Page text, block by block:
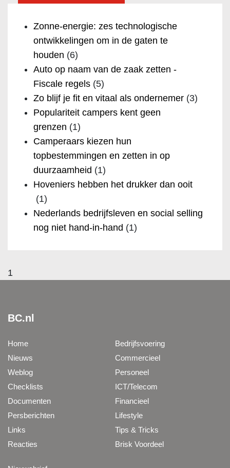
Zonne-energie: zes technologische
ontwikkelingen om in de gaten te
houden (6)
Auto op naam van de zaak zetten -
Fiscale regels (5)
Zo blijf je fit en vitaal als ondernemer (3)
Populariteit campers kent geen
grenzen (1)
Camperaars kiezen hun
topbestemmingen en zetten in op
duurzaamheid (1)
Hoveniers hebben het drukker dan ooit
(1)
Nederlands bedrijfsleven en social selling
nog niet hand-in-hand (1)
1
BC.nl
Home
Nieuws
Weblog
Checklists
Documenten
Persberichten
Links
Reacties
Bedrijfsvoering
Commercieel
Personeel
ICT/Telecom
Financieel
Lifestyle
Tips & Tricks
Brisk Voordeel